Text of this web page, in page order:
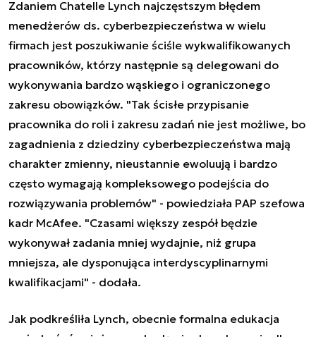
Zdaniem Chatelle Lynch najczęstszym błędem
menedżerów ds. cyberbezpieczeństwa w wielu
firmach jest poszukiwanie ściśle wykwalifikowanych
pracowników, którzy następnie są delegowani do
wykonywania bardzo wąskiego i ograniczonego
zakresu obowiązków. "Tak ścisłe przypisanie
pracownika do roli i zakresu zadań nie jest możliwe, bo
zagadnienia z dziedziny cyberbezpieczeństwa mają
charakter zmienny, nieustannie ewoluują i bardzo
często wymagają kompleksowego podejścia do
rozwiązywania problemów" - powiedziała PAP szefowa
kadr McAfee. "Czasami większy zespół będzie
wykonywał zadania mniej wydajnie, niż grupa
mniejsza, ale dysponująca interdyscyplinarnymi
kwalifikacjami" - dodała.
Jak podkreśliła Lynch, obecnie formalna edukacja